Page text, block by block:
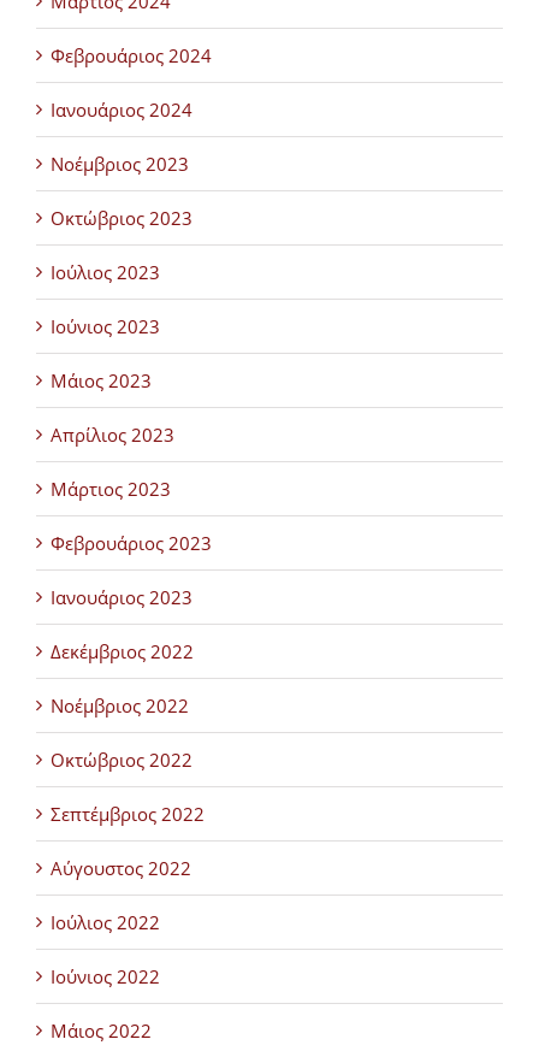
Φεβρουάριος 2024
Ιανουάριος 2024
Νοέμβριος 2023
Οκτώβριος 2023
Ιούλιος 2023
Ιούνιος 2023
Μάιος 2023
Απρίλιος 2023
Μάρτιος 2023
Φεβρουάριος 2023
Ιανουάριος 2023
Δεκέμβριος 2022
Νοέμβριος 2022
Οκτώβριος 2022
Σεπτέμβριος 2022
Αύγουστος 2022
Ιούλιος 2022
Ιούνιος 2022
Μάιος 2022